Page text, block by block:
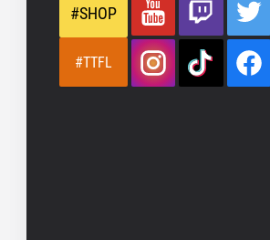
#SHOP
#TTFL